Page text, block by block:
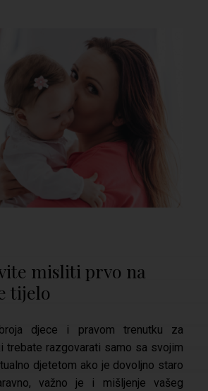
misliti prvo na
tijelo
djece i pravom trenutku za
trebate razgovarati samo sa svojim
djetetom ako je dovoljno staro
važno je i mišljenje vašeg